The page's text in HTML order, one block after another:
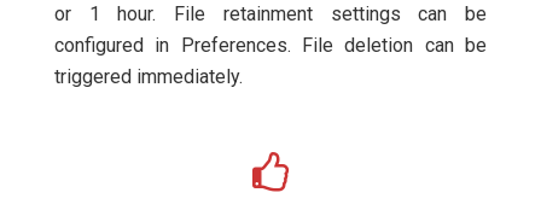
or 1 hour. File retainment settings can be
configured in Preferences. File deletion can be
triggered immediately.